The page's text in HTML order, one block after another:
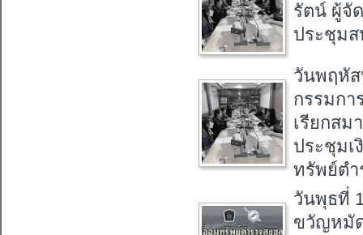
รัตน์ ผู้จั
ประชุม
วันพฤหั
กรรมกา
เรียกสม
ประชุม
ทรัพย์ตำ
วันพุธที่
ขวัญหมั